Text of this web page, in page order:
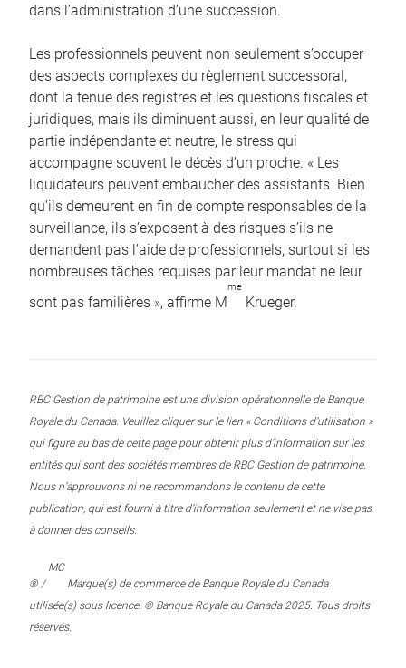
dans l’administration d’une succession.
Les professionnels peuvent non seulement s’occuper
des aspects complexes du règlement successoral,
dont la tenue des registres et les questions fiscales et
juridiques, mais ils diminuent aussi, en leur qualité de
partie indépendante et neutre, le stress qui
accompagne souvent le décès d’un proche. « Les
liquidateurs peuvent embaucher des assistants. Bien
qu’ils demeurent en fin de compte responsables de la
surveillance, ils s’exposent à des risques s’ils ne
demandent pas l’aide de professionnels, surtout si les
nombreuses tâches requises par leur mandat ne leur
sont pas familières », affirme M
me
Krueger.
RBC Gestion de patrimoine est une division opérationnelle de Banque
Royale du Canada. Veuillez cliquer sur le lien « Conditions d’utilisation »
qui figure au bas de cette page pour obtenir plus d’information sur les
entités qui sont des sociétés membres de RBC Gestion de patrimoine.
Nous n’approuvons ni ne recommandons le contenu de cette
publication, qui est fourni à titre d’information seulement et ne vise pas
à donner des conseils.
® /
MC
Marque(s) de commerce de Banque Royale du Canada
utilisée(s) sous licence. © Banque Royale du Canada 2025. Tous droits
réservés.